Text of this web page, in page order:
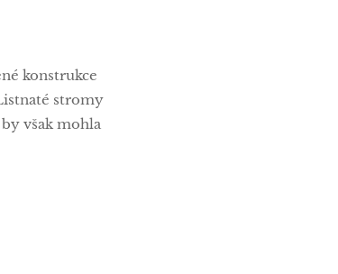
konstrukce
stromy
však mohla